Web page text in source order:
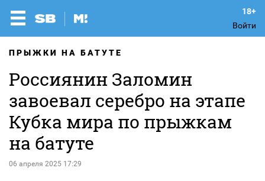
Войти
ПРЫЖКИ НА БАТУТЕ
Россиянин Заломин
завоевал серебро на этапе
Кубка мира по прыжкам
на батуте
06 апреля 2025 17:29